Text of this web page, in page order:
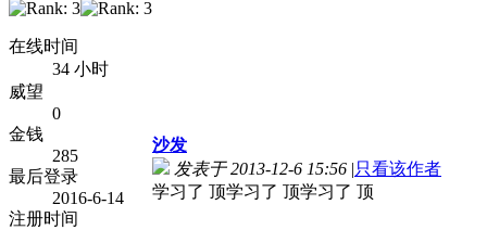
在线时间
34 小时
威望
0
金钱
285
最后登录
2016-6-14
注册时间
沙发
发表于 2013-12-6 15:56 |只看该作者
学习了 顶学习了 顶学习了 顶